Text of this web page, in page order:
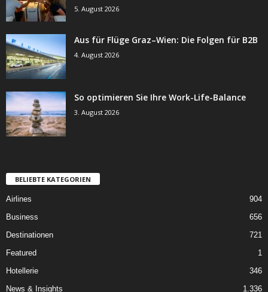
5. August 2026
Aus für Flüge Graz–Wien: Die Folgen für B2B
4. August 2026
So optimieren Sie Ihre Work-Life-Balance
3. August 2026
BELIEBTE KATEGORIEN
Airlines
904
Business
656
Destinationen
721
Featured
1
Hotellerie
346
News & Insights
1.336